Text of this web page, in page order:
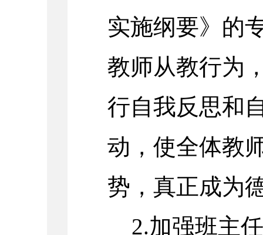
实施纲要》的
教师从教行为
行自我反思和
动，使全体教
势，真正成为
2.加强班主